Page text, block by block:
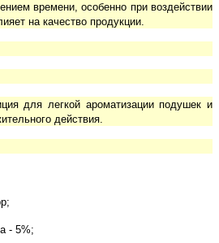
времени, особенно при воздействии
на качество продукции.
для легкой ароматизации подушек и
действия.
- 5%;